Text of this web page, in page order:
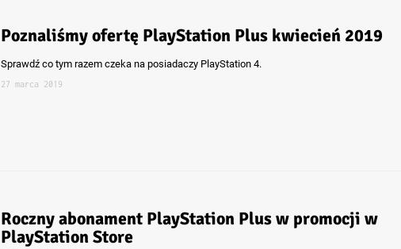
Poznaliśmy ofertę PlayStation Plus kwiecień 2019
Sprawdź co tym razem czeka na posiadaczy PlayStation 4.
27 marca 2019
Roczny abonament PlayStation Plus w promocji w
PlayStation Store